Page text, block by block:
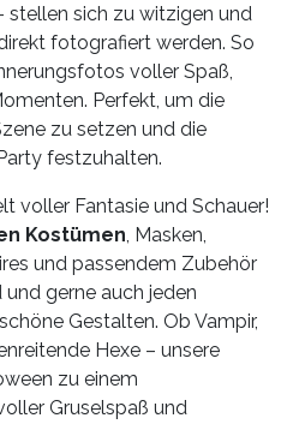
stellen sich zu witzigen und
fotografiert werden. So
voller Spaß,
Perfekt, um die
zu setzen und die
festzuhalten.
voller Fantasie und Schauer!
Kostümen , Masken,
und passendem Zubehör
gerne auch jeden
Gestalten. Ob Vampir,
Hexe – unsere
zu einem
Gruselspaß und